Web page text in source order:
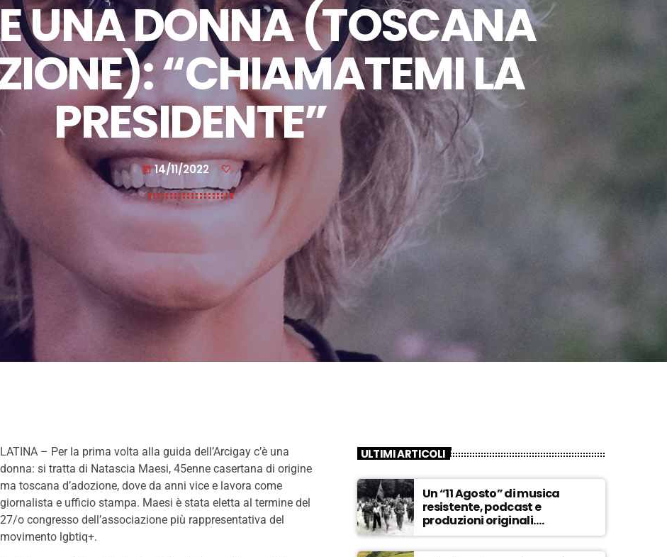
UNA DONNA (TOSCANA
“CHIAMATEMI LA
PRESIDENTE”
today 14/11/2022
LATINA – Per la prima volta alla guida dell’Arcigay c’è una
donna: si tratta di Natascia Maesi, 45enne casertana di origine
ma toscana d’adozione, dove da anni vice e lavora come
giornalista e ufficio stampa. Maesi è stata eletta al termine del
27/o congresso dell’associazione più rappresentativa del
movimento lgbtiq+.
ULTIMI ARTICOLI
Un “11 Agosto” di musica
resistente, podcast e
produzioni originali.
Novaradio festeggia in onda
la Liberazione di Firenze